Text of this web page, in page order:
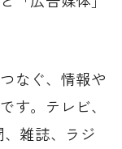
なぐ、情報や
す。テレビ、
雑誌、ラジ